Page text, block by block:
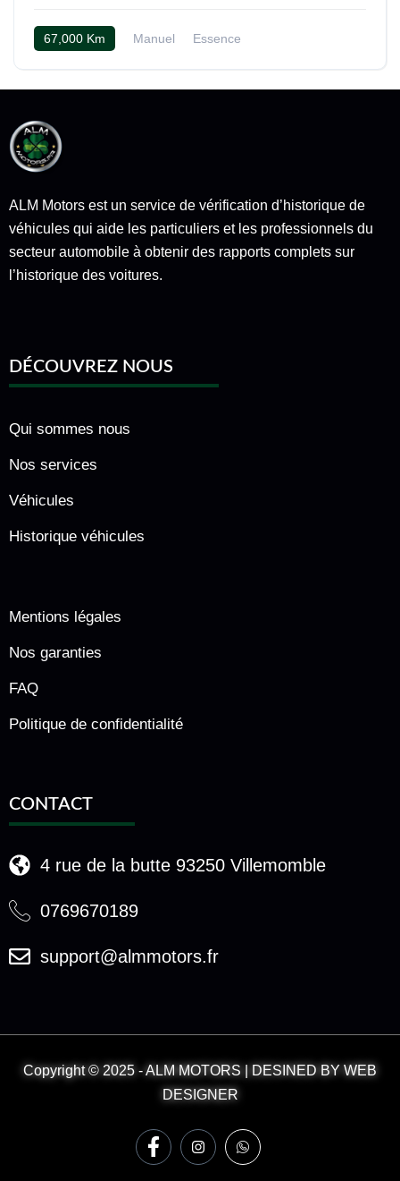
67,000 Km Manuel
Essence
ALM Motors est un service de vérification d’historique de
véhicules qui aide les particuliers et les professionnels du
secteur automobile à obtenir des rapports complets sur
l’historique des voitures.
DÉCOUVREZ NOUS
Qui sommes nous
Nos services
Véhicules
Historique véhicules
Mentions légales
Nos garanties
FAQ
Politique de confidentialité
CONTACT
4 rue de la butte 93250 Villemomble
0769670189
support@almmotors.fr
Copyright © 2025 - ALM MOTORS | DESINED BY WEB
DESIGNER